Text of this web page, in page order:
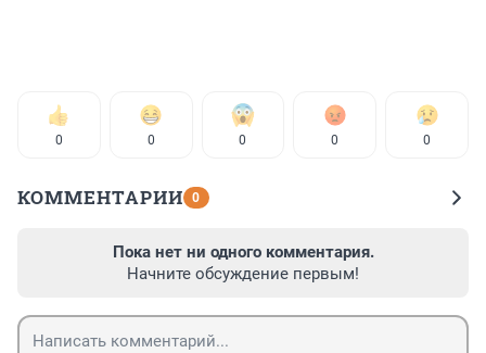
0 0 0 0 0
КОММЕНТАРИИ 0
Пока нет ни одного комментария.
Начните обсуждение первым!